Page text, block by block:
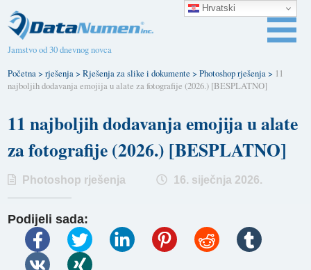
Jamstvo od 30 dnevnog novca
Početna>rješenja>Rješenja za slike i dokumente >Photoshop rješenja> 11
najboljih dodavanja emojija u alate za fotografije (2026.) [BESPLATNO]
11 najboljih dodavanja emojija u alate
za fotografije (2026.) [BESPLATNO]
Photoshop rješenja 16. siječnja 2026.
Podijeli sada:
Hrvatski